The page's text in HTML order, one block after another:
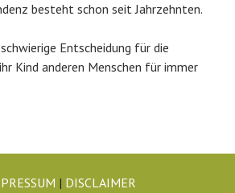
besteht schon seit Jahrzehnten.
Entscheidung für die
Kind anderen Menschen für immer
| DISCLAIMER